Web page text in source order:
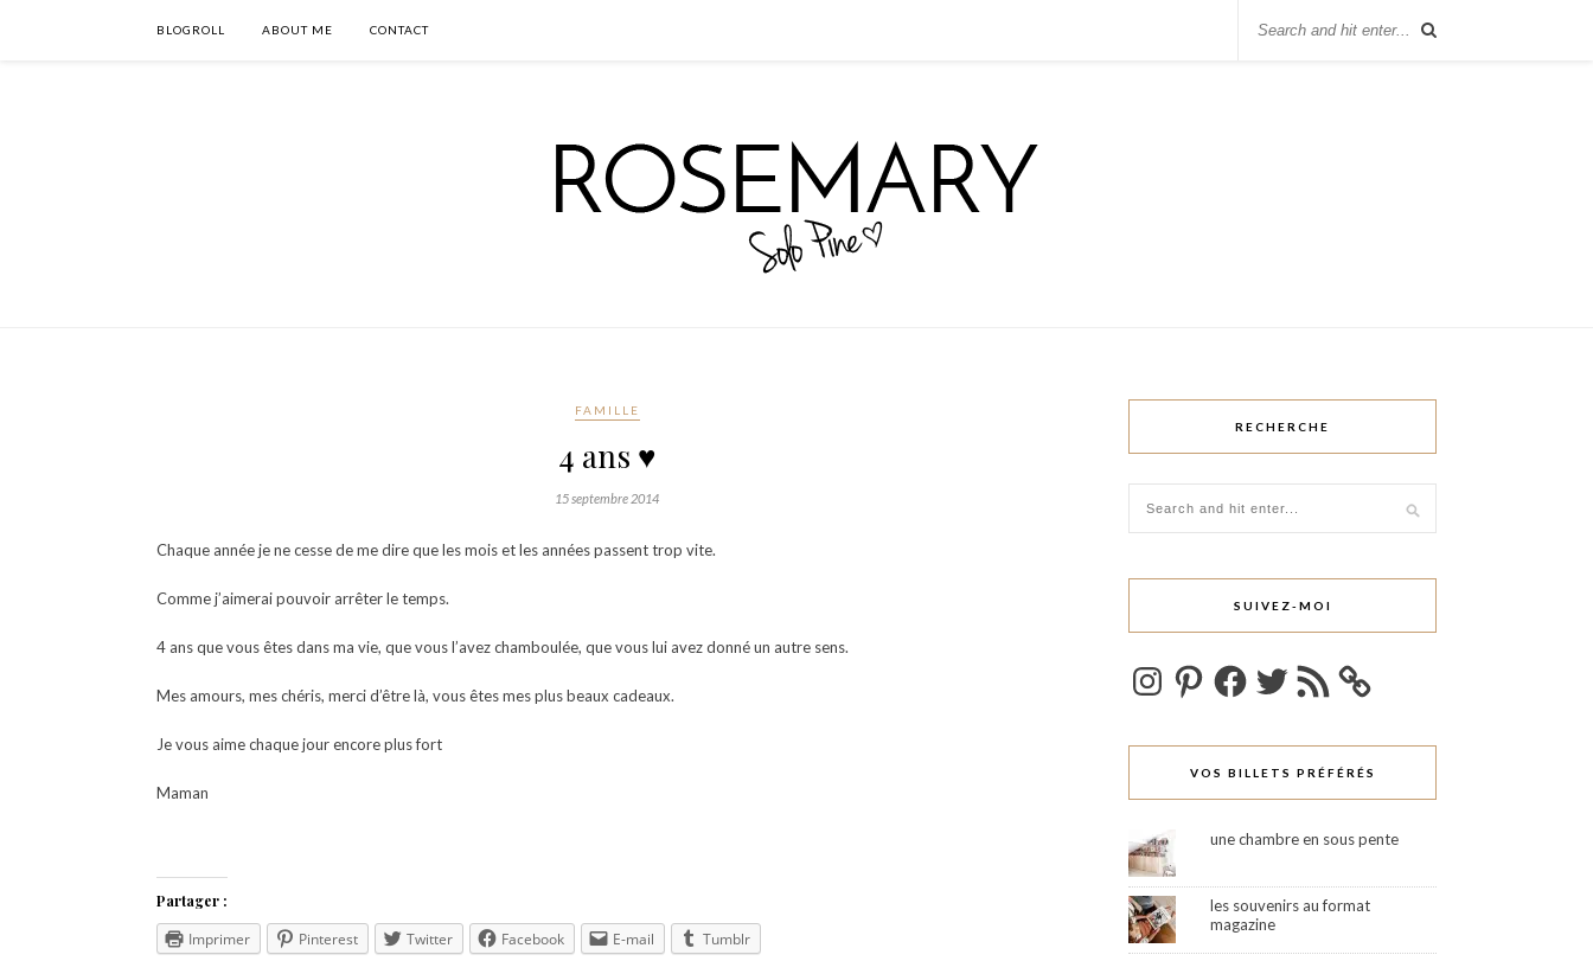
BLOGROLL ABOUT ME CONTACT
FAMILLE
4 ans ♥
15 septembre 2014
Chaque année je ne cesse de me dire que les mois et les années passent trop vite.
Comme j’aimerai pouvoir arrêter le temps.
4 ans que vous êtes dans ma vie, que vous l’avez chamboulée, que vous lui avez donné un autre sens.
Mes amours, mes chéris, merci d’être là, vous êtes mes plus beaux cadeaux.
Je vous aime chaque jour encore plus fort
Maman
Partager :
Imprimer Pinterest Twitter Facebook E-mail Tumblr
RECHERCHE
SUIVEZ-MOI
InstagramPinterestFacebookTwitterFlux
RSS
VOS BILLETS PRÉFÉRÉS
une chambre en sous pente
les souvenirs au format
magazine